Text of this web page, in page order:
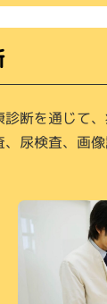
診断を通じて
、尿検査、画